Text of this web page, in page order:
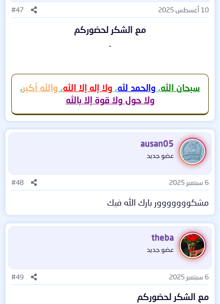
10 أغسطس 2025 #47
مع الشكر لحضوركم
.
سبحان الله، والحمد لله، ولا إله إلا الله، والله أكبر،
ولا حول ولا قوة إلا بالله
ausan05
عضو جديد
6 سبتمبر 2025 #48
مشكووووووور بارك الله فيك
theba
عضو جديد
6 سبتمبر 2025 #49
مع الشكر لحضوركم